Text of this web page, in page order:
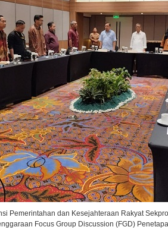
Pemerintahan dan Kesejahteraan Rakyat
Focus Group Discussion (FGD)